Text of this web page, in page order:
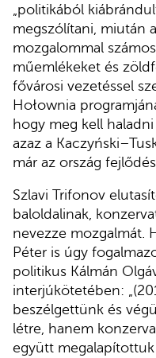
„politikából
megszólítani, miután
mozgalommal
műemlékeket és
fővárosi vezetéssel
Hołownia
hogy meg kell
azaz a
már az ország
Szlavi Trifonov
baloldalinak,
nevezze mozgalmát.
Péter is úgy
politikus Kálmán
interjúkötetében:
beszélgettünk és
létre, hanem
együtt megalapítottuk